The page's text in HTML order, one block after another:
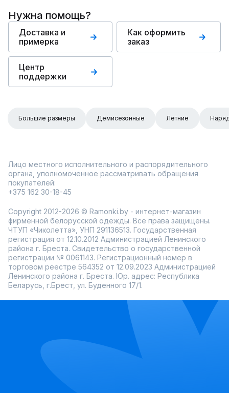
Нужна помощь?
Доставка и
примерка
Как оформить
заказ
Центр
поддержки
Большие размеры Демисезонные Летние
Лицо местного исполнительного и распорядительного
органа, уполномоченное рассматривать обращения
покупателей:
+375 162 30-18-45
Copyright 2012-2026 © Ramonki.by - интернет-магазин
фирменной белорусской одежды. Все права защищены.
ЧТУП «Чиколетта», УНП 291136513. Государственная
регистрация от 12.10.2012 Администрацией Ленинского
района г. Бреста. Свидетельство о государственной
регистрации № 0061143. Регистрационный номер в
торговом реестре 564352 от 12.09.2023 Администрацией
Ленинского района г. Бреста. Юр. адрес: Республика
Беларусь, г.Брест, ул. Буденного 17/1.